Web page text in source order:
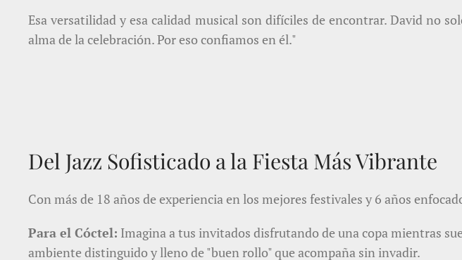
Esa versatilidad y esa calidad musical son difíciles de encontrar. David no
alma de la celebración. Por eso confiamos en él."
Del Jazz Sofisticado a la Fiesta Más Vibrante
Con más de 18 años de experiencia en los mejores festivales y 6 años
Para el Cóctel: Imagina a tus invitados disfrutando de una copa mientras
ambiente distinguido y lleno de "buen rollo" que acompaña sin invadir.